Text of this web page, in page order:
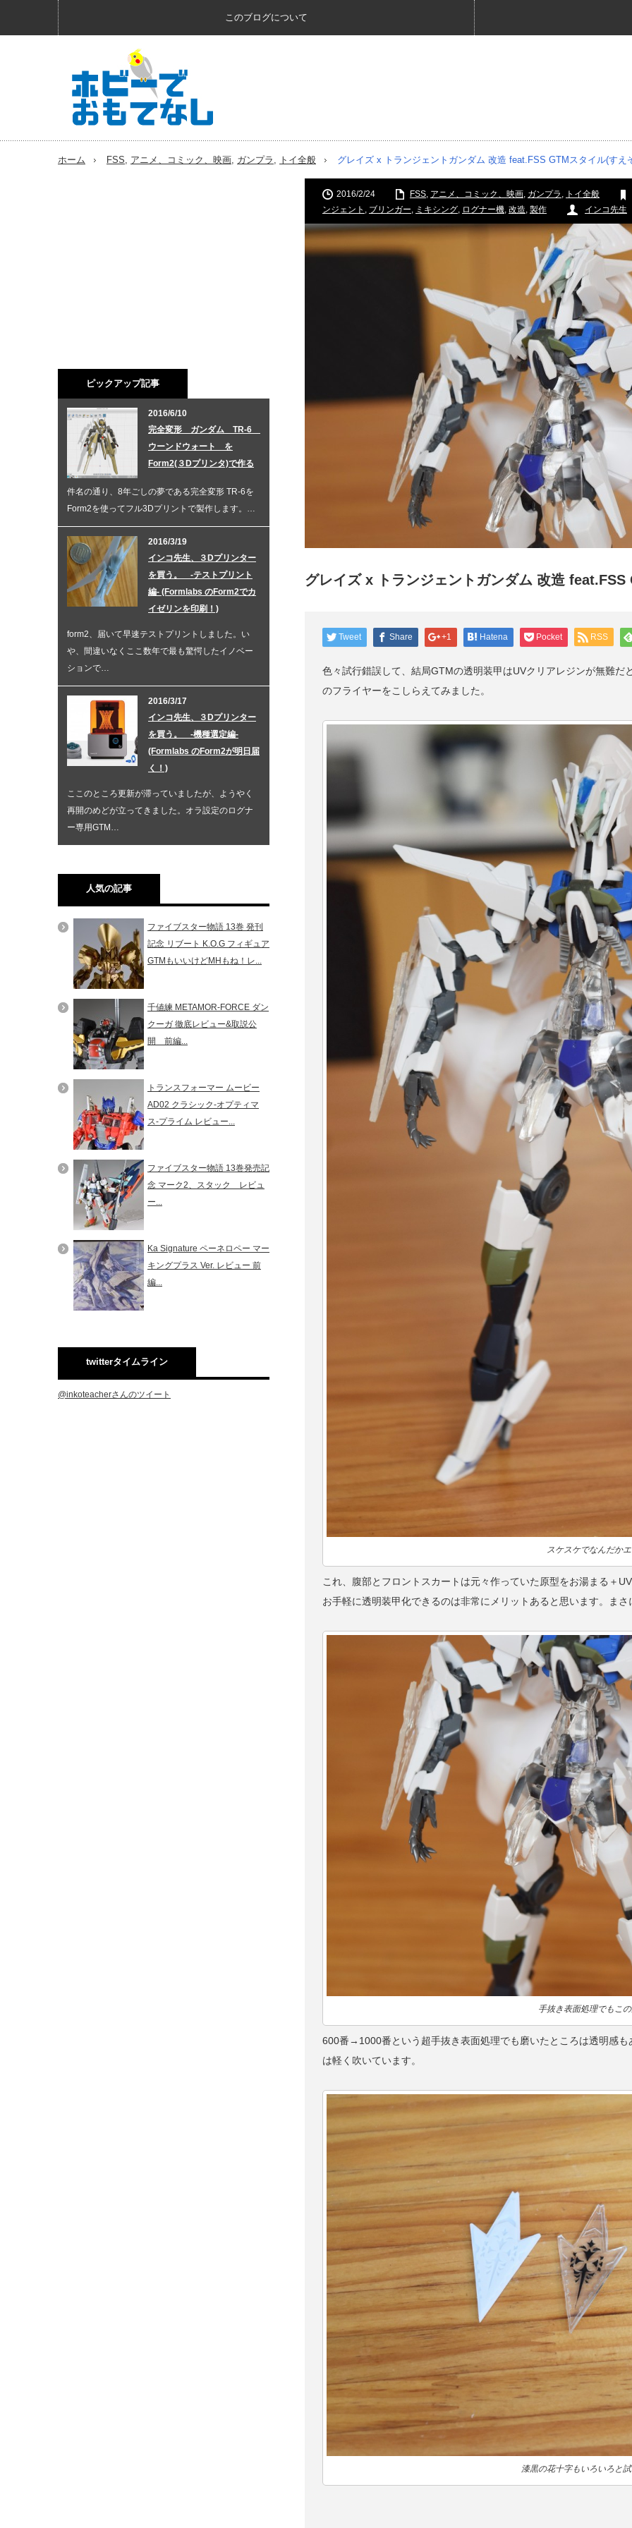
このブログについて
ホーム FSS, アニメ、コミック、映画, ガンプラ , トイ全般 グレイズ x トランジェントガンダム 改造 feat.FSS GTMスタイル(すえ
2016/2/24 FSS, アニメ、コミック、映画, ガンプラ , トイ全般
ンジェント , ブリンガー, ミキシング, ログナー機, 改造, 製作 インコ先生
グレイズ x トランジェントガンダム 改造
Tweet Share +1 Hatena Pocket RSS
色々試行錯誤して、結局GTMの透明装甲はUVクリアレジンが無難
のフライヤーをこしらえてみました。
スケスケでなんだか
これ、腹部とフロントスカートは元々作っていた原型をお湯まる＋
お手軽に透明装甲化できるのは非常にメリットあると思います。ま
手抜き表面処理でもこ
600番→1000番という超手抜き表面処理でも磨いたところは透明感
は軽く吹いています。
漆黒の花十字もいろいろと
ピックアップ記事
2016/6/10
完全変形 ガンダム TR-6
ウーンドウォート を
Form2(３Dプリンタ)で作る
件名の通り、8年ごしの夢である完全変形 TR-6を
Form2を使ってフル3Dプリントで製作します。…
2016/3/19
インコ先生、３Dプリンター
を買う。 -テストプリント
編- (Formlabs のForm2でカ
イゼリンを印刷！)
form2、届いて早速テストプリントしました。い
や、間違いなくここ数年で最も驚愕したイノベー
ションで…
2016/3/17
インコ先生、３Dプリンター
を買う。 -機種選定編-
(Formlabs のForm2が明日届
く！)
ここのところ更新が滞っていましたが、ようやく
再開のめどが立ってきました。オラ設定のログナ
ー専用GTM…
人気の記事
ファイブスター物語 13巻 発刊
記念 リブート K.O.G フィギュア
GTMもいいけどMHもね！レ...
千値練 METAMOR-FORCE ダン
クーガ 徹底レビュー&取説公
開 前編...
トランスフォーマー ムービー
AD02 クラシック-オプティマ
ス-プライム レビュー...
ファイブスター物語 13巻発売記
念 マーク2、スタック レビュ
ー...
Ka Signature ペーネロペー マー
キングプラス Ver. レビュー 前
編...
twitterタイムライン
@inkoteacherさんのツイート